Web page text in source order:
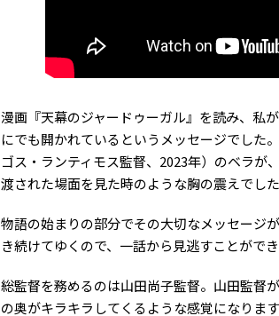
漫画『天幕のジャードゥーガル』を読み、私
にでも開かれているというメッセージでした
ゴス・ランティモス監督、2023年）のベラが
渡された場面を見た時のような胸の震えでした
物語の始まりの部分でその大切なメッセージ
き続けてゆくので、一話から見逃すことがで
総監督を務めるのは山田尚子監督。山田監督
の奥がキラキラしてくるような感覚になりま